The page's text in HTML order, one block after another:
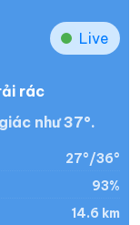
Live
rác
như 37°.
27°/36°
93%
14.6 km